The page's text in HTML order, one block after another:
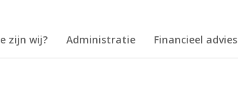
zijn wij? Administratie Financieel advies